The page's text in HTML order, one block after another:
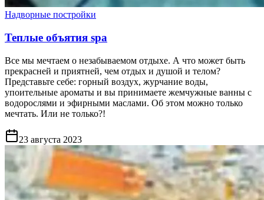
Надворные постройки
Теплые объятия spa
Все мы мечтаем о незабываемом отдыхе. А что может быть
прекрасней и приятней, чем отдых и душой и телом?
Представьте себе: горный воздух, журчание воды,
упоительные ароматы и вы принимаете жемчужные ванны с
водорослями и эфирными маслами. Об этом можно только
мечтать. Или не только?!
23 августа 2023